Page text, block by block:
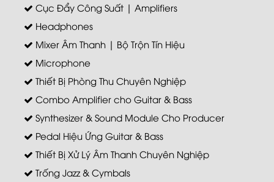
Cục Đẩy Công Suất | Amplifiers
Headphones
Mixer Âm Thanh | Bộ Trộn Tín Hiệu
Microphone
Thiết Bị Phòng Thu Chuyên Nghiệp
Combo Amplifier cho Guitar & Bass
Synthesizer & Sound Module Cho Producer
Pedal Hiệu Ứng Guitar & Bass
Thiết Bị Xử Lý Âm Thanh Chuyên Nghiệp
Trống Jazz & Cymbals